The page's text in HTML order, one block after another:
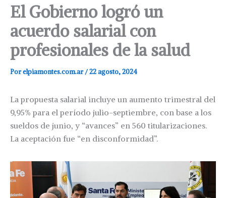
El Gobierno logró un
acuerdo salarial con
profesionales de la salud
Porelpiamontes.com.ar/22 agosto, 2024
La propuesta salarial incluye un aumento trimestral del
9,95% para el período julio-septiembre, con base a los
sueldos de junio, y “avances” en 560 titularizaciones.
La aceptación fue “en disconformidad”.